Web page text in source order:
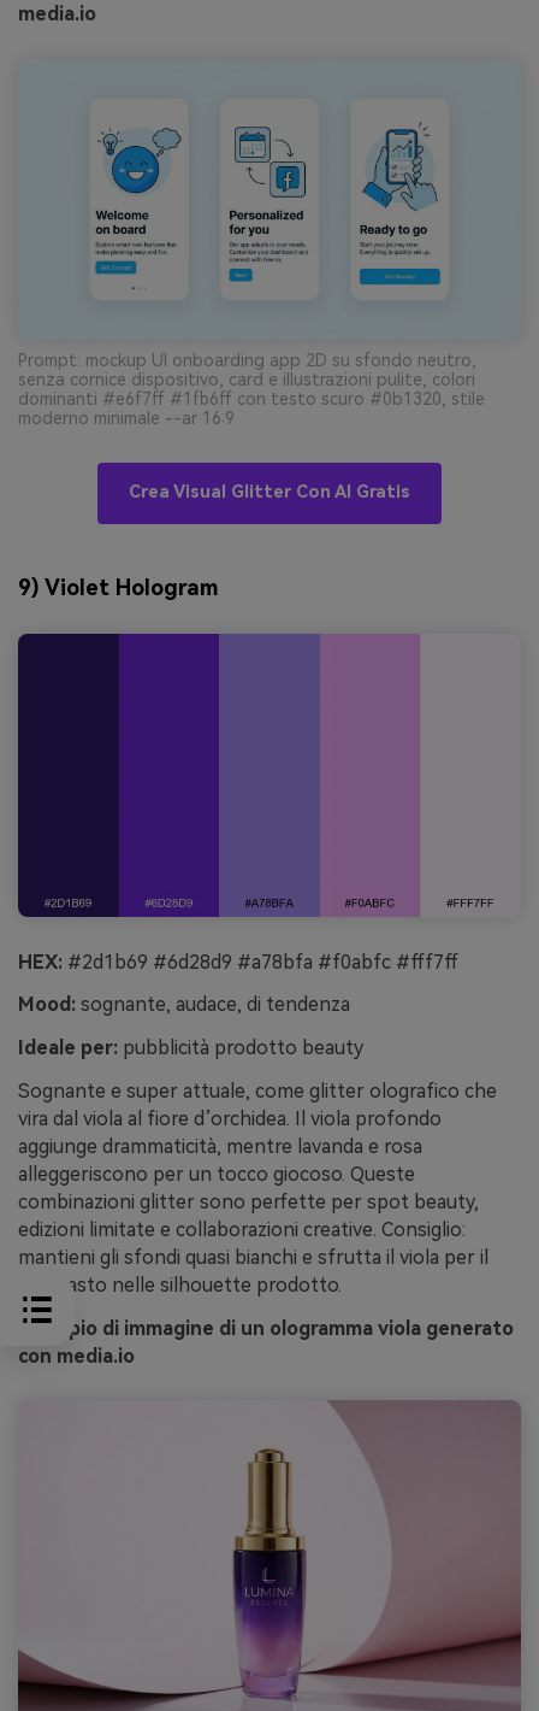
media.io
Prompt: mockup UI onboarding app 2D su sfondo neutro,
senza cornice dispositivo, card e illustrazioni pulite, colori
dominanti #e6f7ff #1fb6ff con testo scuro #0b1320, stile
moderno minimale --ar 16:9
Crea Visual Glitter Con AI Gratis
9) Violet Hologram
HEX: #2d1b69 #6d28d9 #a78bfa #f0abfc #fff7ff
Mood: sognante, audace, di tendenza
Ideale per: pubblicità prodotto beauty
Sognante e super attuale, come glitter olografico che
vira dal viola al fiore d’orchidea. Il viola profondo
aggiunge drammaticità, mentre lavanda e rosa
alleggeriscono per un tocco giocoso. Queste
combinazioni glitter sono perfette per spot beauty,
edizioni limitate e collaborazioni creative. Consiglio:
mantieni gli sfondi quasi bianchi e sfrutta il viola per il
contrasto nelle silhouette prodotto.
Esempio di immagine di un ologramma viola generato
con media.io